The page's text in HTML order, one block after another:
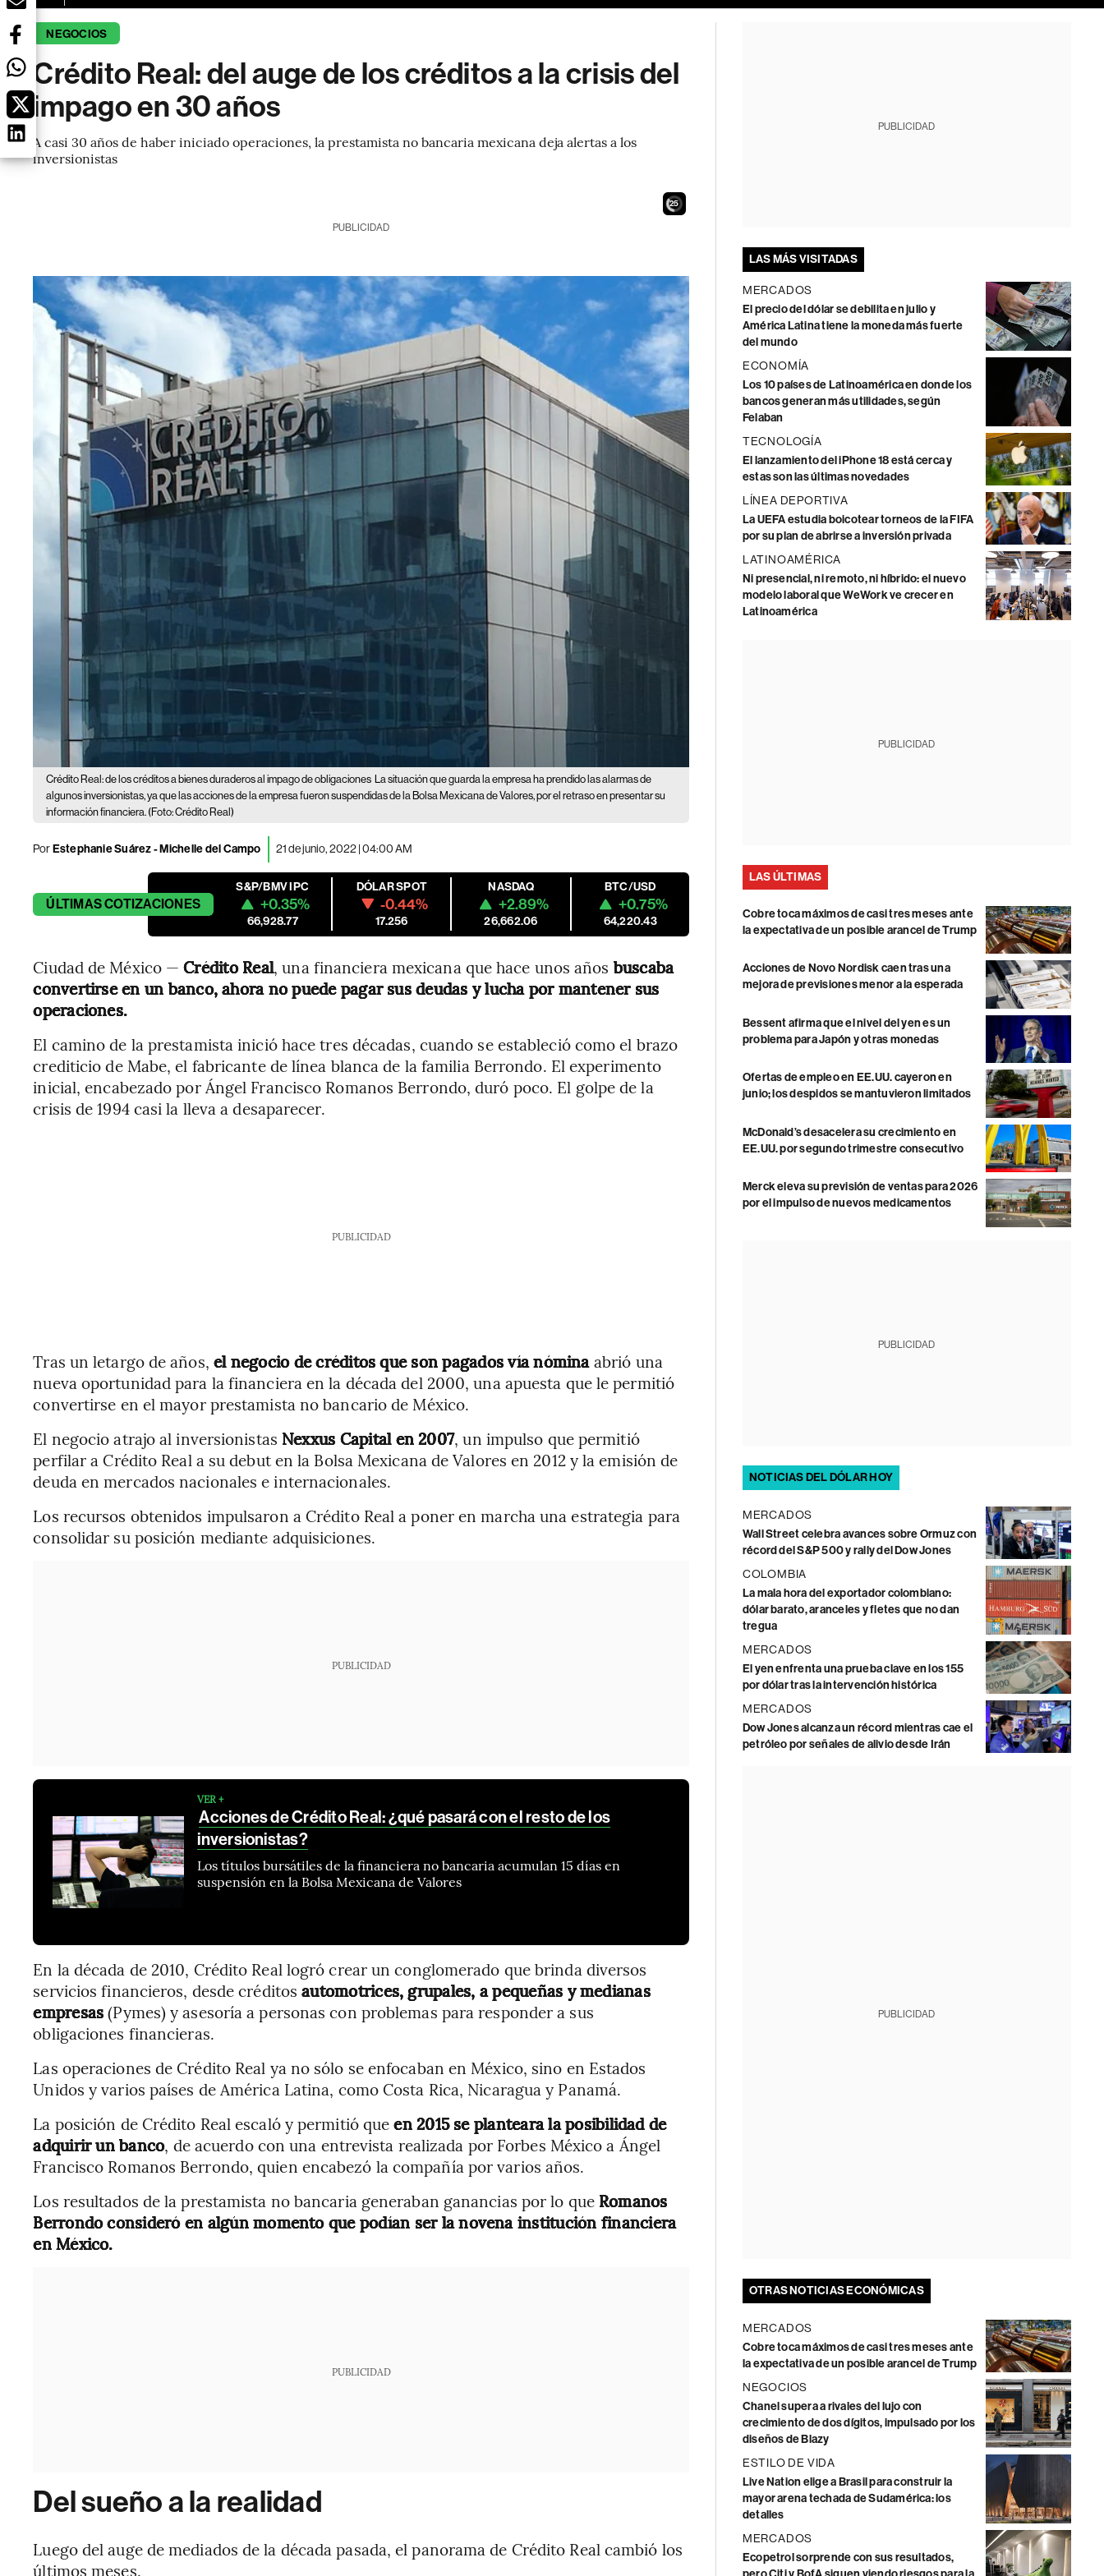
NEGOCIOS
Crédito Real: del auge de los créditos a la crisis del
impago en 30 años
A casi 30 años de haber iniciado operaciones, la prestamista no bancaria mexicana deja alertas a los
inversionistas
24
PUBLICIDAD
Crédito Real: de los créditos a bienes duraderos al impago de obligaciones
La situación que guarda la empresa ha prendido las alarmas de
algunos inversionistas, ya que las acciones de la empresa fueron suspendidas de la Bolsa Mexicana de Valores, por el retraso en presentar su
información financiera. (Foto: Crédito Real)
PorEstephanie Suárez-Michelle del Campo 21 de junio, 2022 | 04:00 AM
ÚLTIMASCOTIZACIONES
S&P/BMV IPC
+0.35%
66,928.77
DÓLAR SPOT
-0.44%
17.256
NASDAQ
+2.89%
26,662.06
BTC/USD
+0.75%
64,220.43
Ciudad de México —Crédito Real, una financiera mexicana que hace unos años buscaba
convertirse en un banco,ahora no puede pagar sus deudas y lucha por mantener sus
operaciones.
El camino de la prestamista inició hace tres décadas, cuando se estableció como el brazo
crediticio de Mabe, el fabricante de línea blanca de la familia Berrondo. El experimento
inicial, encabezado por Ángel Francisco Romanos Berrondo, duró poco. El golpe de la
crisis de 1994 casi la lleva a desaparecer.
PUBLICIDAD
Tras un letargo de años, el negocio de créditos que son pagados vía nóminaabrió una
nueva oportunidad para la financiera en la década del 2000, una apuesta que le permitió
convertirse en el mayor prestamista no bancario de México.
El negocio atrajo al inversionistas Nexxus Capital en 2007, un impulso que permitió
perfilar a Crédito Real a su debut en la Bolsa Mexicana de Valores en 2012 y la emisión de
deuda en mercados nacionales e internacionales.
Los recursos obtenidos impulsaron a Crédito Real a poner en marcha una estrategia para
consolidar su posición mediante adquisiciones.
PUBLICIDAD
VER +
Acciones de Crédito Real: ¿qué pasará con el resto de los
inversionistas?
Los títulos bursátiles de la financiera no bancaria acumulan 15 días en
suspensión en la Bolsa Mexicana de Valores
En la década de 2010, Crédito Real logró crear un conglomerado que brinda diversos
servicios financieros, desde créditosautomotrices, grupales, a pequeñas y medianas
empresas(Pymes) y asesoría a personas con problemas para responder a sus
obligaciones financieras.
Las operaciones de Crédito Real ya no sólo se enfocaban en México, sino en Estados
Unidos y varios países de América Latina, como Costa Rica, Nicaragua y Panamá.
La posición de Crédito Real escaló y permitió queen 2015 se planteara la posibilidad de
adquirir un banco, de acuerdo con una entrevista realizada por Forbes México a Ángel
Francisco Romanos Berrondo, quien encabezó la compañía por varios años.
Los resultados de la prestamista no bancaria generaban ganancias por lo que Romanos
Berrondo consideró en algún momento que podían ser la novena institución financiera
en México.
PUBLICIDAD
Del sueño a la realidad
Luego del auge de mediados de la década pasada, el panorama de Crédito Real cambió los
últimos meses.
PUBLICIDAD
LAS MÁS VISITADAS
MERCADOS
El precio del dólar se debilita en julio y
América Latina tiene la moneda más fuerte
del mundo
ECONOMÍA
Los 10 países de Latinoamérica en donde los
bancos generan más utilidades, según
Felaban
TECNOLOGÍA
El lanzamiento del iPhone 18 está cerca y
estas son las últimas novedades
LÍNEA DEPORTIVA
La UEFA estudia boicotear torneos de la FIFA
por su plan de abrirse a inversión privada
LATINOAMÉRICA
Ni presencial, ni remoto, ni híbrido: el nuevo
modelo laboral que WeWork ve crecer en
Latinoamérica
PUBLICIDAD
LAS ÚLTIMAS
Cobre toca máximos de casi tres meses ante
la expectativa de un posible arancel de Trump
Acciones de Novo Nordisk caen tras una
mejora de previsiones menor a la esperada
Bessent afirma que el nivel del yen es un
problema para Japón y otras monedas
Ofertas de empleo en EE.UU. cayeron en
junio; los despidos se mantuvieron limitados
McDonald’s desacelera su crecimiento en
EE.UU. por segundo trimestre consecutivo
Merck eleva su previsión de ventas para 2026
por el impulso de nuevos medicamentos
PUBLICIDAD
NOTICIAS DEL DÓLAR HOY
MERCADOS
Wall Street celebra avances sobre Ormuz con
récord del S&P 500 y rally del Dow Jones
COLOMBIA
La mala hora del exportador colombiano:
dólar barato, aranceles y fletes que no dan
tregua
MERCADOS
El yen enfrenta una prueba clave en los 155
por dólar tras la intervención histórica
MERCADOS
Dow Jones alcanza un récord mientras cae el
petróleo por señales de alivio desde Irán
PUBLICIDAD
OTRAS NOTICIAS ECONÓMICAS
MERCADOS
Cobre toca máximos de casi tres meses ante
la expectativa de un posible arancel de Trump
NEGOCIOS
Chanel supera a rivales del lujo con
crecimiento de dos dígitos, impulsado por los
diseños de Blazy
ESTILO DE VIDA
Live Nation elige a Brasil para construir la
mayor arena techada de Sudamérica: los
detalles
MERCADOS
Ecopetrol sorprende con sus resultados,